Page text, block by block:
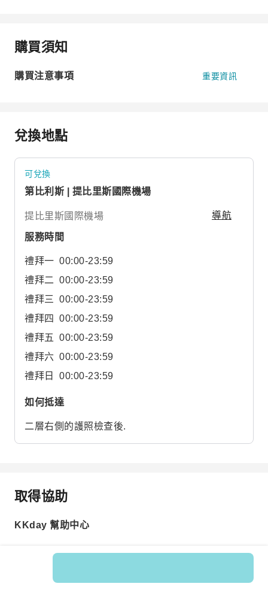
購買須知
購買注意事項 重要資訊
兌換地點
可兌換
第比利斯 | 提比里斯國際機場
提比里斯國際機場 導航
服務時間
禮拜一 00:00-23:59
禮拜二 00:00-23:59
禮拜三
00:00-23:59
禮拜四
00:00-23:59
禮拜五
00:00-23:59
禮拜六 00:00-23:59
禮拜日
00:00-23:59
如何抵達
二層右側的護照檢查後.
取得協助
KKday 幫助中心
商品編號: 597340